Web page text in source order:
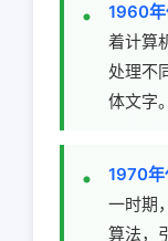
1960
着计算
处理不
体文字。
1970年
一时期
算法，